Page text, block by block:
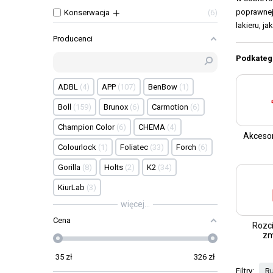
Konserwacja 6
Producenci
ADBL 4 APP 107 BenBow 1
Boll 159 Brunox 6 Carmotion 6
Champion Color 6 CHEMA 4
Colourlock 1 Foliatec 33 Forch 6
Gorilla 8 Holts 2 K2 34
KiurLab 3
więcej...
Cena
35 zł 326 zł
lakieru,
sposób
drobnych
całego
Twoje
Filtry: